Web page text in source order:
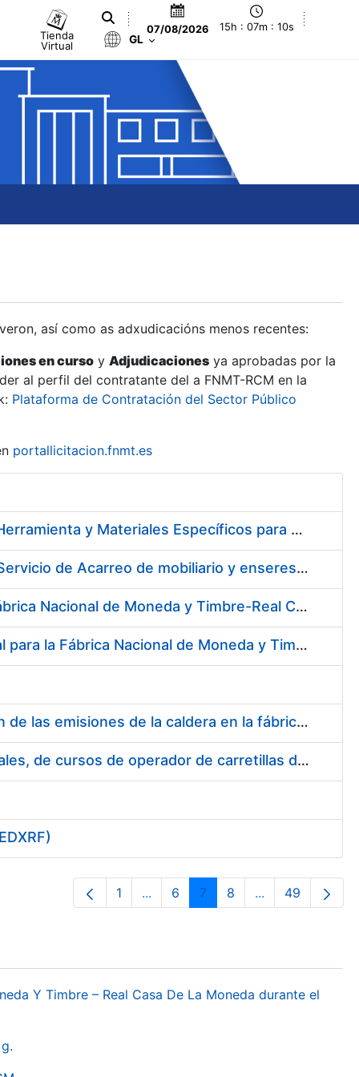
Tienda
Virtual
07/08/2026 15h : 07m : 11s
GL
así como as adxudicacións menos recentes:
en curso y Adjudicaciones ya aprobadas por la
al perfil del contratante del a FNMT-RCM en la
Plataforma de Contratación del Sector Público
portallicitacion.fnmt.es
Suscripción de Acuerdo Marco para el Suministro de Material de Herramienta y Materiales Específicos para Mecanizados
Servicios de Limpieza de diversas áreas y edificios de la Fábrica, Servicio de Acarreo de mobiliario y enseres y Mantenimiento de las Zonas Ajardinadas para la Fábrica de Papel de Burgos de la Fábrica Nacional de Moneda y Timbre – Real Casa de la Moneda
Servicio Externo del Centro de Atención Telefónica (CAT) de la Fábrica Nacional de Moneda y Timbre-Real Casa de la Moneda (Ceres, DNI Electrónico, Revocación/Suspensión/Cancelación de la Suspensión, Devolución, SNE y Trazabilidad del Tabaco)
Servicio Médico Asistencial y Seguimiento del Absentismo Laboral para la Fábrica Nacional de Moneda y Timbre – Real Casa de la Moneda en Burgos
Suministro e instalación de un sistema continuo de monitorización de las emisiones de la caldera en la fábrica de papel Burgos, FNMT-RCM
Servicio de formación, en materia de prevención de riesgos laborales, de cursos de operador de carretillas de manutención, puente grúa, polipastos y plataformas móviles de personal (pemp), en sus sedes de Madrid y Burgos.
Páxina
1 ...Páxinas intermedias Use pestaña
Páxina
6 Páxina
7 Páxina
8 ...PáxinasPáxina
49
Y Timbre – Real Casa De La Moneda durante el